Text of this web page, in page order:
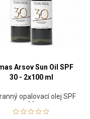
Arsov Sun Oil SPF
30 - 2x100 ml
opalovací olej SPF
30